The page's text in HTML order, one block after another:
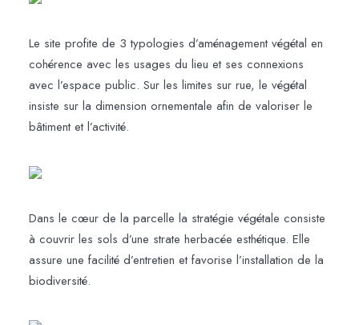
Le site profite de 3 typologies d’aménagement végétal en
cohérence avec les usages du lieu et ses connexions
avec l’espace public. Sur les limites sur rue, le végétal
insiste sur la dimension ornementale afin de valoriser le
bâtiment et l’activité.
Dans le cœur de la parcelle la stratégie végétale consiste
à couvrir les sols d’une strate herbacée esthétique. Elle
assure une facilité d’entretien et favorise l’installation de la
biodiversité.